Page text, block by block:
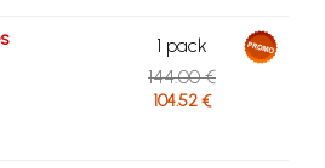
1 pack
144.00 €
104.52 €